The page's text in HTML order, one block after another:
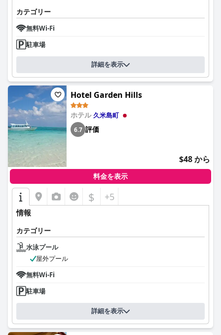
カテゴリー
無料Wi-Fi
駐車場
詳細を表示
Hotel Garden Hills
ホテル久米島町
6.7 評価
$48 から
料金を表示
$ +5
情報
カテゴリー
水泳プール
屋外プール
無料Wi-Fi
駐車場
詳細を表示